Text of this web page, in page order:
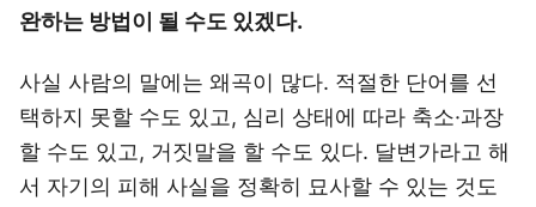
완하는 방법이 될 수도 있겠다.
사실 사람의 말에는 왜곡이 많다. 적절한 단어를 선
택하지 못할 수도 있고, 심리 상태에 따라 축소·과장
할 수도 있고, 거짓말을 할 수도 있다. 달변가라고 해
서 자기의 피해 사실을 정확히 묘사할 수 있는 것도